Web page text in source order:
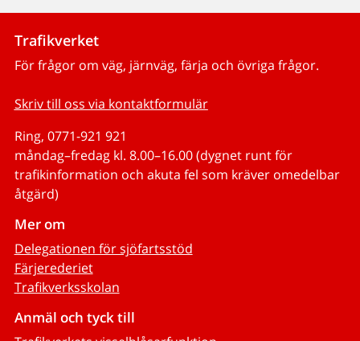
Trafikverket
För frågor om väg, järnväg, färja och övriga frågor.
Skriv till oss via kontaktformulär
Ring, 0771-921 921
måndag–fredag kl. 8.00–16.00 (dygnet runt för
trafikinformation och akuta fel som kräver omedelbar
åtgärd)
Mer om
Delegationen för sjöfartsstöd
Färjerederiet
Trafikverksskolan
Anmäl och tyck till